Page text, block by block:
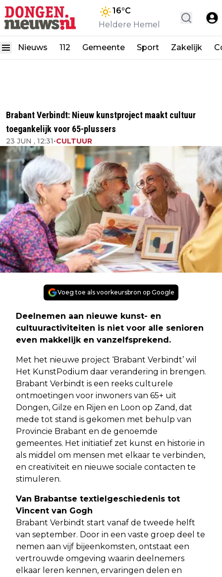
16°C
Heldere Hemel
Nieuws 112 Gemeente Sport Zakelijk
Brabant Verbindt: Nieuw kunstproject maakt cultuur
toegankelijk voor 65-plussers
23 JUN , 12:31•CULTUUR
Voeg toe als voorkeursbron op Google
Deelnemen aan nieuwe kunst- en
cultuuractiviteiten is niet voor alle senioren
even makkelijk en vanzelfsprekend.
Met het nieuwe project ‘Brabant Verbindt’ wil
Het KunstPodium daar verandering in brengen.
Brabant Verbindt is een reeks culturele
ontmoetingen voor inwoners van 65+ uit
Dongen, Gilze en Rijen en Loon op Zand, dat
mede tot stand is gekomen met behulp van
Provincie Brabant en de genoemde
gemeentes. Het initiatief zet kunst en historie in
als middel om mensen met elkaar te verbinden,
en creativiteit en nieuwe sociale contacten te
stimuleren.
Van Brabantse textielgeschiedenis tot
Vincent van Gogh
Brabant Verbindt start vanaf de tweede helft
van september. Door in een vaste groep deel te
nemen aan vijf bijeenkomsten, ontstaat een
vertrouwde omgeving waarin deelnemers
elkaar leren kennen, ervaringen delen en